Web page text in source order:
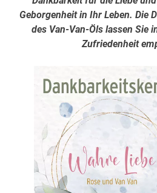
Geborgenheit in Ihr Leben. Die
des Van-Van-Öls lassen Sie
Zufriedenheit